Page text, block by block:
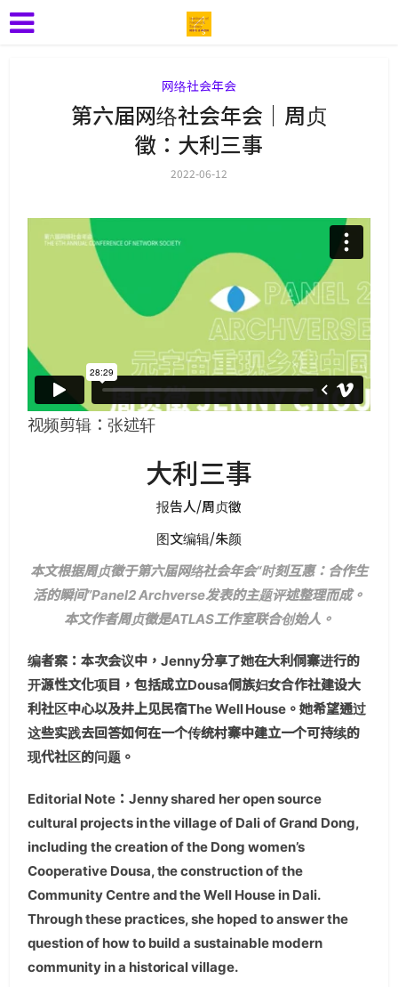
网络社会年会
第六届网络社会年会｜周贞
徵：大利三事
2022-06-12
视频剪辑：张述轩
大利三事
报告人/周贞徵
图文编辑/朱颜
本文根据周贞徵于第六届网络社会年会“时刻互惠：合作生
活的瞬间”Panel2 Archverse发表的主题评述整理而成。
本文作者周贞徵是ATLAS工作室联合创始人。
编者案：本次会议中，Jenny分享了她在大利侗寨进行的
开源性文化项目，包括成立Dousa侗族妇女合作社建设大
利社区中心以及井上见民宿The Well House。她希望通过
这些实践去回答如何在一个传统村寨中建立一个可持续的
现代社区的问题。
Editorial Note：Jenny shared her open source
cultural projects in the village of Dali of Grand Dong,
including the creation of the Dong women’s
Cooperative Dousa, the construction of the
Community Centre and the Well House in Dali.
Through these practices, she hoped to answer the
question of how to build a sustainable modern
community in a historical village.